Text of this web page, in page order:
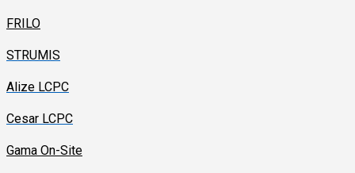
FRILO
STRUMIS
Alize LCPC
Cesar LCPC
Gama On-Site